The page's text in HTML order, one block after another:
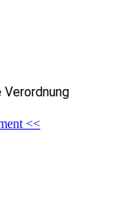
Verordnung
<<